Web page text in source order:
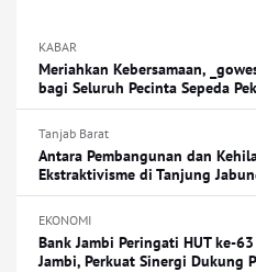
KABAR
Meriahkan Kebersamaan,
bagi Seluruh Pecinta Sepeda
Tanjab Barat
Antara Pembangunan dan
Ekstraktivisme di Tanjung
EKONOMI
Bank Jambi Peringati HUT ke-
Jambi, Perkuat Sinergi Dukung